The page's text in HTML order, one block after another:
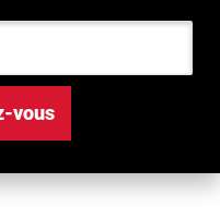
Address
vous